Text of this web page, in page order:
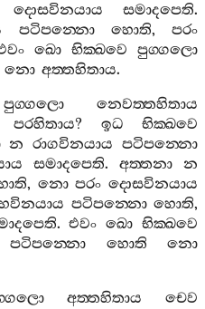
දොසවිනයාය සමාදපෙති.
පටිපන‍්නො හොති,පරං
ඛො භික‍්ඛවෙ
පුග‍්ගලො
නො අත‍්තහිතාය.
පුග‍්ගලො
නෙවත‍්තහිතාය
පරහිතාය? ඉධ
භික‍්ඛවෙ
න රාගවිනයාය පටිපන‍්නො
සමාදපෙති. අත‍්තනා
න
, නො පරං දොසවිනයාය
පටිපන‍්නො හොති,
.එවං ඛො භික‍්ඛවෙ
පටිපන‍්නො හොති
නො
අත‍්තහිතාය
චෙව